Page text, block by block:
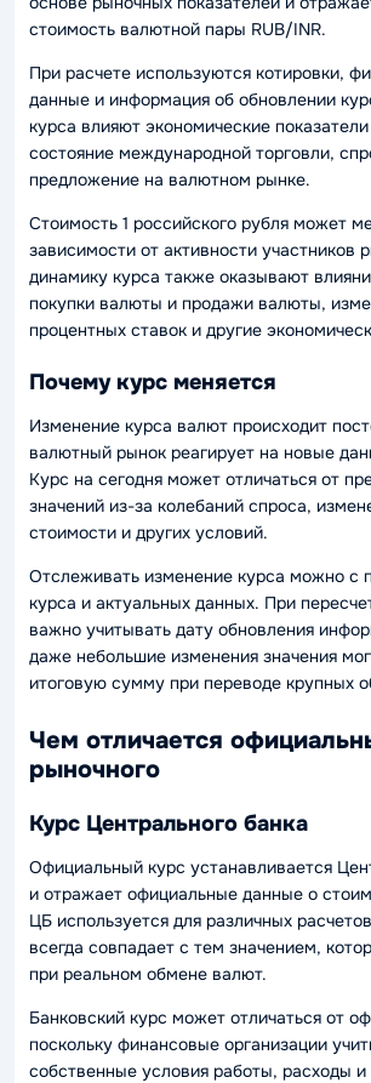
стоимость валютной пары RUB/INR.
При расчете используются котировки,
данные и информация об обновлении
курса влияют экономические
состояние международной торговли,
предложение на валютном рынке.
Стоимость 1 российского рубля может
зависимости от активности участников
динамику курса также оказывают
покупки валюты и продажи валюты,
процентных ставок и другие
Почему курс меняется
Изменение курса валют происходит
валютный рынок реагирует на новые
Курс на сегодня может отличаться от
значений из-за колебаний спроса,
стоимости и других условий.
Отслеживать изменение курса можно с
курса и актуальных данных. При
важно учитывать дату обновления
даже небольшие изменения значения
итоговую сумму при переводе крупных
Чем отличается
рыночного
Курс Центрального банка
Официальный курс устанавливается
и отражает официальные данные о
ЦБ используется для различных
всегда совпадает с тем значением,
при реальном обмене валют.
Банковский курс может отличаться от
поскольку финансовые организации
собственные условия работы, расходы